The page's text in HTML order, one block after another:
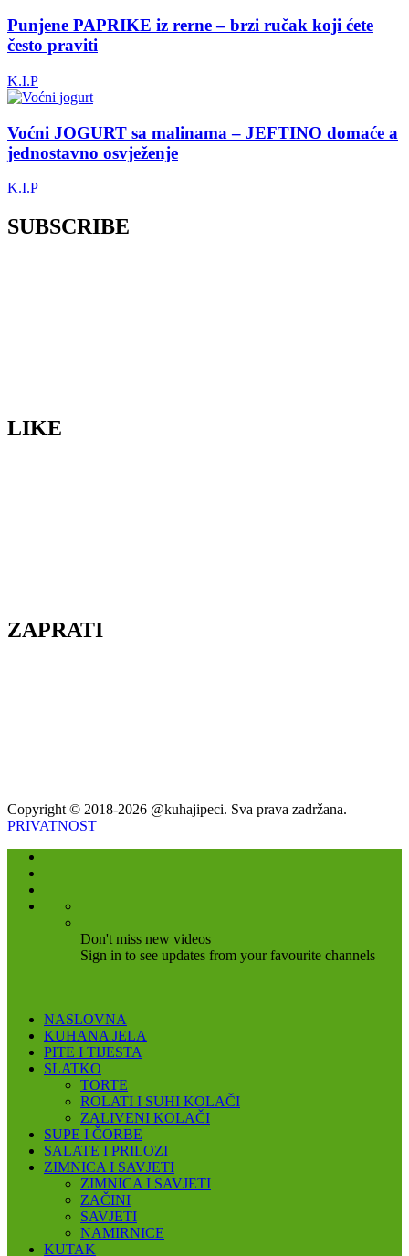
Punjene PAPRIKE iz rerne – brzi ručak koji ćete
često praviti
K.I.P
Voćni JOGURT sa malinama – JEFTINO domaće a
jednostavno osvježenje
K.I.P
SUBSCRIBE
LIKE
ZAPRATI
Copyright © 2018-2026 @kuhajipeci. Sva prava zadržana.
PRIVATNOST
Don't miss new videos
Sign in to see updates from your favourite channels
NASLOVNA
KUHANA JELA
PITE I TIJESTA
SLATKO
TORTE
ROLATI I SUHI KOLAČI
ZALIVENI KOLAČI
SUPE I ČORBE
SALATE I PRILOZI
ZIMNICA I SAVJETI
ZIMNICA I SAVJETI
ZAČINI
SAVJETI
NAMIRNICE
KUTAK